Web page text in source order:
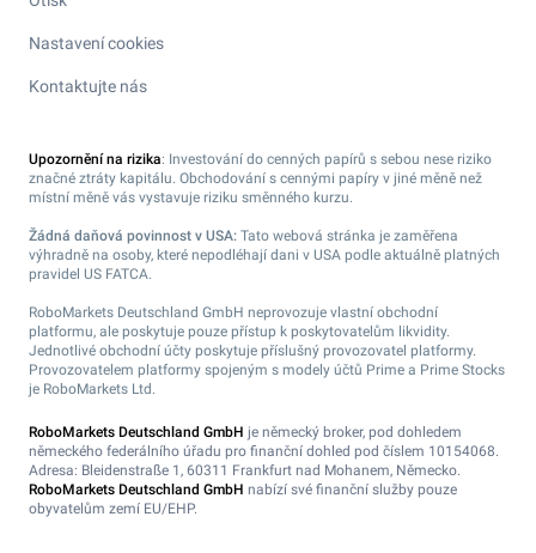
Nastavení cookies
Kontaktujte nás
Upozornění na rizika: Investování do cenných papírů s sebou nese riziko
značné ztráty kapitálu. Obchodování s cennými papíry v jiné měně než
místní měně vás vystavuje riziku směnného kurzu.
Žádná daňová povinnost v USA: Tato webová stránka je zaměřena
výhradně na osoby, které nepodléhají dani v USA podle aktuálně platných
pravidel US FATCA.
RoboMarkets Deutschland GmbH neprovozuje vlastní obchodní
platformu, ale poskytuje pouze přístup k poskytovatelům likvidity.
Jednotlivé obchodní účty poskytuje příslušný provozovatel platformy.
Provozovatelem platformy spojeným s modely účtů Prime a Prime Stocks
je RoboMarkets Ltd.
RoboMarkets Deutschland GmbH je německý broker, pod dohledem
německého federálního úřadu pro finanční dohled pod číslem 10154068.
Adresa: Bleidenstraße 1, 60311 Frankfurt nad Mohanem, Německo.
RoboMarkets Deutschland GmbH nabízí své finanční služby pouze
obyvatelům zemí EU/EHP.